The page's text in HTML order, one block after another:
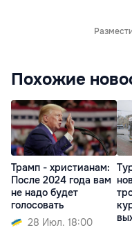
Похожие
Трамп - христианам:
После 2024 года вам
не надо будет
голосовать
28 Июл. 18:00